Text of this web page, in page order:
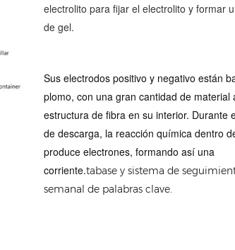
electrolito para fijar el electrolito y formar
de gel.
Sus electrodos positivo y negativo están
plomo, con una gran cantidad de material
estructura de fibra en su interior. Durante
de descarga, la reacción química dentro
produce electrones, formando así una
corriente.tabase y sistema de
semanal de palabras clave.